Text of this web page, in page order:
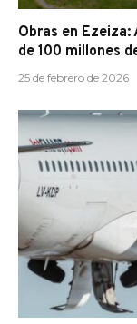
Obras en
de 100 millones
25 de febrero de 2026